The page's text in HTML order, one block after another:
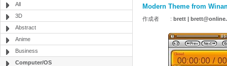
All
3D
Abstract
Anime
Business
Computer/OS
Modern Theme from
作成者 : brett |